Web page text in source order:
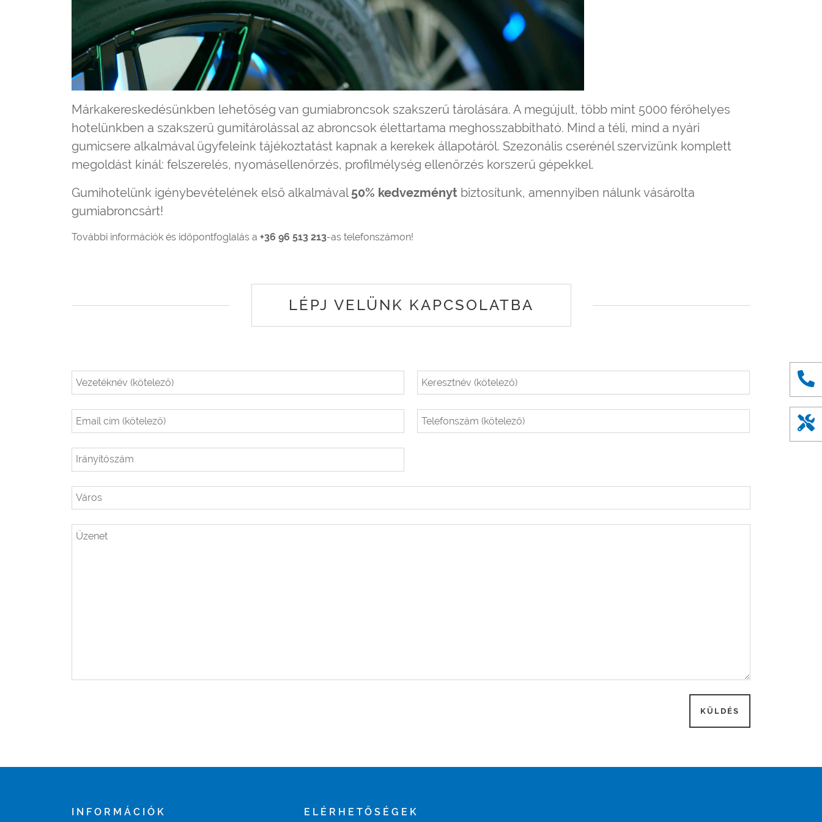
Márkakereskedésünkben lehetőség van gumiabroncsok szakszerű tárolására. A megújult, több mint 5000 férőhelyes
hotelünkben a szakszerű gumitárolással az abroncsok élettartama meghosszabbítható. Mind a téli, mind a nyári
gumicsere alkalmával ügyfeleink tájékoztatást kapnak a kerekek állapotáról. Szezonális cserénél szervizünk komplett
megoldást kínál: felszerelés, nyomásellenőrzés, profilmélység ellenőrzés korszerű gépekkel.
Gumihotelünk igénybevételének első alkalmával50% kedvezményt biztosítunk, amennyiben nálunk vásárolta
gumiabroncsárt!
További információk és időpontfoglalás a +36 96 513 213-as telefonszámon!
LÉPJ VELÜNK KAPCSOLATBA
INFORMÁCIÓK ELÉRHETŐSÉGEK